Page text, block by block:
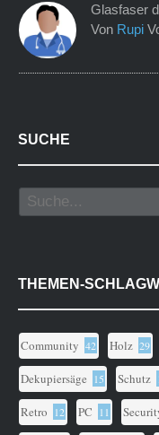
Glasfaser
Von Rupi
SUCHE
THEMEN-
Community 42 Holz 29
Dekupiersäge 15 Schutz
Retro 12 PC 11